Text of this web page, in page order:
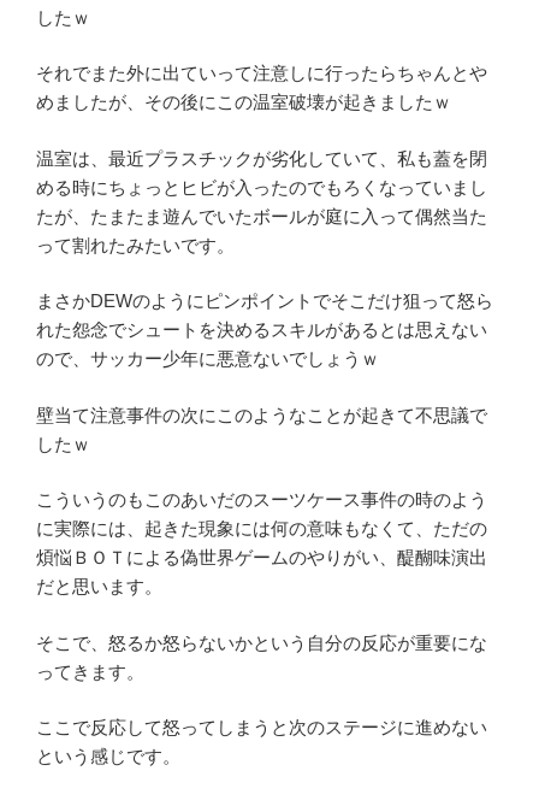
したｗ
それでまた外に出ていって注意しに行ったらちゃんとや
めましたが、その後にこの温室破壊が起きましたｗ
温室は、最近プラスチックが劣化していて、私も蓋を閉
める時にちょっとヒビが入ったのでもろくなっていまし
たが、たまたま遊んでいたボールが庭に入って偶然当た
って割れたみたいです。
まさかDEWのようにピンポイントでそこだけ狙って怒ら
れた怨念でシュートを決めるスキルがあるとは思えない
ので、サッカー少年に悪意ないでしょうｗ
壁当て注意事件の次にこのようなことが起きて不思議で
したｗ
こういうのもこのあいだのスーツケース事件の時のよう
に実際には、起きた現象には何の意味もなくて、ただの
煩悩ＢＯＴによる偽世界ゲームのやりがい、醍醐味演出
だと思います。
そこで、怒るか怒らないかという自分の反応が重要にな
ってきます。
ここで反応して怒ってしまうと次のステージに進めない
という感じです。